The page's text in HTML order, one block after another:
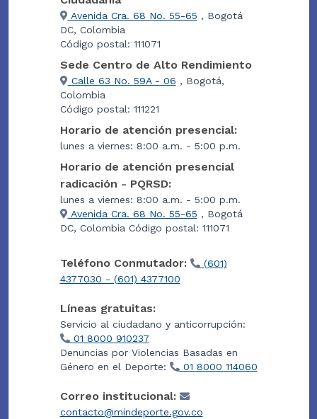
Avenida Cra. 68 No. 55-65 , Bogotá
DC, Colombia
Código postal: 111071
Sede Centro de Alto Rendimiento
Calle 63 No. 59A - 06 , Bogotá,
Colombia
Código postal: 111221
Horario de atención presencial:
lunes a viernes: 8:00 a.m. - 5:00 p.m.
Horario de atención presencial
radicación - PQRSD:
lunes a viernes: 8:00 a.m. - 5:00 p.m.
Avenida Cra. 68 No. 55-65 , Bogotá
DC, Colombia Código postal: 111071
Teléfono Conmutador:
(601)
4377030 - (601) 4377100
Líneas gratuitas:
Servicio al ciudadano y anticorrupción:
01 8000 910237
Denuncias por Violencias Basadas en
Género en el Deporte:
01 8000 114060
Correo institucional:
contacto@mindeporte.gov.co